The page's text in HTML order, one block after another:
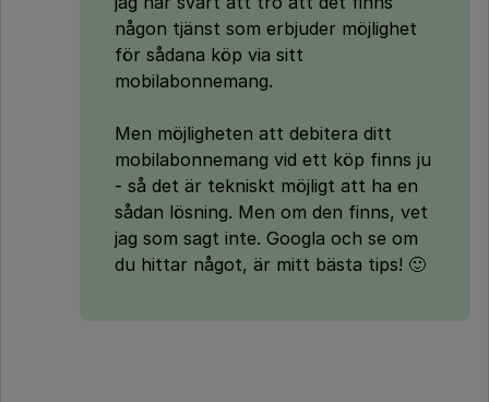
någon tjänst som erbjuder möjlighet
för sådana köp via sitt
mobilabonnemang.
Men möjligheten att debitera ditt
mobilabonnemang vid ett köp finns ju
- så det är tekniskt möjligt att ha en
sådan lösning. Men om den finns, vet
jag som sagt inte. Googla och se om
du hittar något, är mitt bästa tips! 🙂